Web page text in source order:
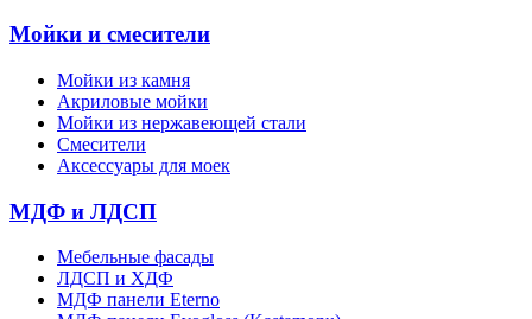
Мойки и смесители
Мойки из камня
Акриловые мойки
Мойки из нержавеющей стали
Смесители
Аксессуары для моек
МДФ и ЛДСП
Мебельные фасады
ЛДСП и ХДФ
МДФ панели Eterno